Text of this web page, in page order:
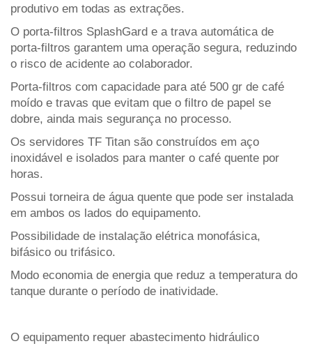
produtivo em todas as extrações.
O porta-filtros SplashGard e a trava automática de
porta-filtros garantem uma operação segura, reduzindo
o risco de acidente ao colaborador.
Porta-filtros com capacidade para até 500 gr de café
moído e travas que evitam que o filtro de papel se
dobre, ainda mais segurança no processo.
Os servidores TF Titan são construídos em aço
inoxidável e isolados para manter o café quente por
horas.
Possui torneira de água quente que pode ser instalada
em ambos os lados do equipamento.
Possibilidade de instalação elétrica monofásica,
bifásico ou trifásico.
Modo economia de energia que reduz a temperatura do
tanque durante o período de inatividade.
O equipamento requer abastecimento hidráulico